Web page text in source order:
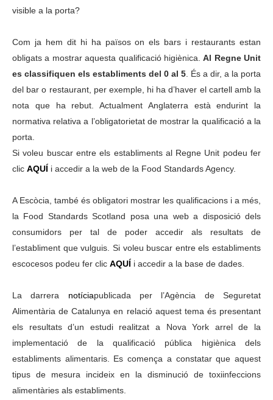
visible a la porta?
Com ja hem dit hi ha països on els bars i restaurants estan
obligats a mostrar aquesta qualificació higiènica.Al Regne Unit
es classifiquen els establiments del 0 al 5 . És a dir, a la porta
del bar o restaurant, per exemple, hi ha d’haver el cartell amb la
nota que ha rebut. Actualment Anglaterra està endurint la
normativa relativa a l’obligatorietat de mostrar la qualificació a la
porta.
Si voleu buscar entre els establiments al Regne Unit podeu fer
clic AQUÍ i accedir a la web de la Food Standards Agency.
A Escòcia, també és obligatori mostrar les qualificacions i a més,
la Food Standards Scotland posa una web a disposició dels
consumidors per tal de poder accedir als resultats de
l’establiment que vulguis. Si voleu buscar entre els establiments
escocesos podeu fer clic AQUÍ i accedir a la base de dades.
La darrera notíciapublicada per l’Agència de Seguretat
Alimentària de Catalunya en relació aquest tema és presentant
els resultats d’un estudi realitzat a Nova York arrel de la
implementació de la qualificació pública higiènica dels
establiments alimentaris. Es comença a constatar que aquest
tipus de mesura incideix en la disminució de toxiinfeccions
alimentàries als establiments.